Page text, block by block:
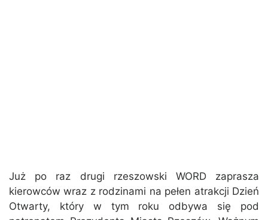
Już po raz drugi rzeszowski WORD zaprasza
kierowców wraz z rodzinami na pełen atrakcji Dzień
Otwarty, który w tym roku odbywa się pod